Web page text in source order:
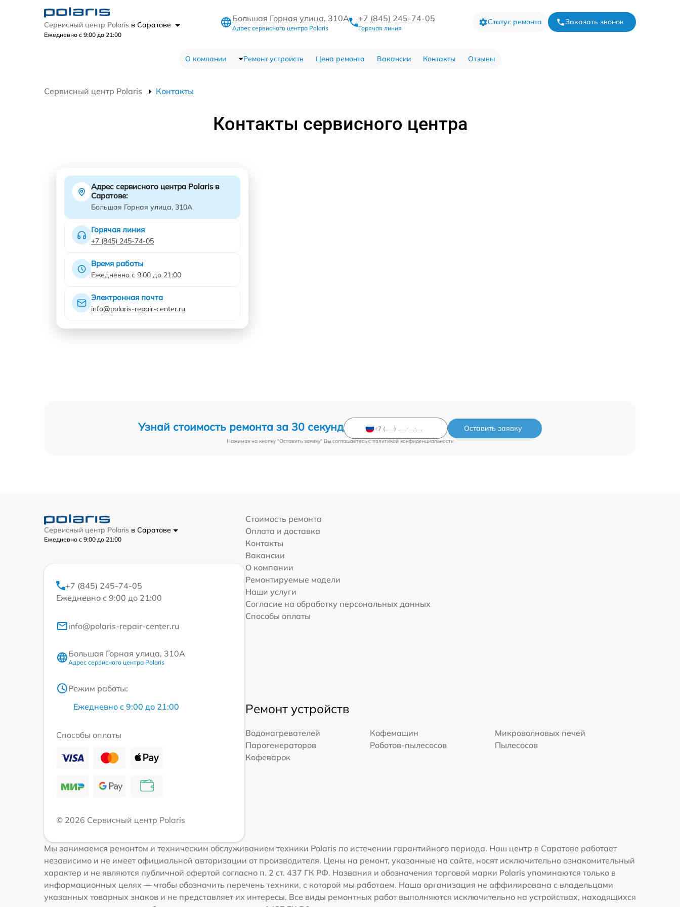
Сервисный центр Polaris в Саратове
Ежедневно с 9:00 до 21:00
Большая Горная улица, 310А
Адрес сервисного центра Polaris
+7 (845) 245-74-05
Горячая линия
Статус ремонта Заказать звонок
О компании Ремонт устройств Цена ремонта Вакансии Контакты Отзывы
Сервисный центр Polaris Контакты
Контакты сервисного центра
Адрес сервисного центра Polaris в
Саратове:
Большая Горная улица, 310А
Горячая линия
+7 (845) 245-74-05
Время работы
Ежедневно с 9:00 до 21:00
Электронная почта
info@polaris-repair-center.ru
Узнай стоимость ремонта за 30 секунд Оставить заявку
Нажимая на кнопку "Оставить заявку" Вы соглашаетесь cполитикой конфиденциальности
Сервисный центр Polaris в Саратове
Ежедневно с 9:00 до 21:00
+7 (845) 245-74-05
Ежедневно с 9:00 до 21:00
info@polaris-repair-center.ru
Большая Горная улица, 310А
Адрес сервисного центра Polaris
Режим работы:
Ежедневно с 9:00 до 21:00
Способы оплаты
© 2026 Сервисный центр Polaris
Стоимость ремонта
Оплата и доставка
Контакты
Вакансии
О компании
Ремонтируемые модели
Наши услуги
Согласие на обработку персональных данных
Способы оплаты
Ремонт устройств
Водонагревателей Кофемашин
Микроволновых печей
Парогенераторов
Роботов-пылесосов
Пылесосов
Кофеварок
Мы занимаемся ремонтом и техническим обслуживанием техники Polaris по истечении гарантийного периода. Наш центр в Саратове работает
независимо и не имеет официальной авторизации от производителя. Цены на ремонт, указанные на сайте, носят исключительно ознакомительный
характер и не являются публичной офертой согласно п. 2 ст. 437 ГК РФ. Названия и обозначения торговой марки Polaris упоминаются только в
информационных целях — чтобы обозначить перечень техники, с которой мы работаем. Наша организация не аффилирована с владельцами
указанных товарных знаков и не представляет их интересы. Все виды ремонтных работ выполняются исключительно на устройствах, находящихся